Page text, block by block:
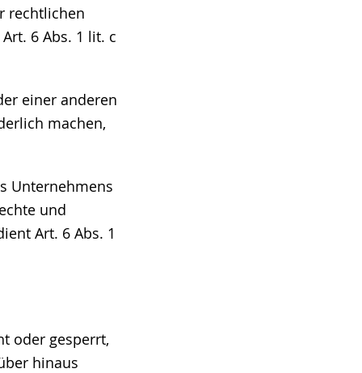
rechtlichen
6 Abs. 1 lit. c
einer anderen
machen,
Unternehmens
und
Art. 6 Abs. 1
oder gesperrt,
hinaus